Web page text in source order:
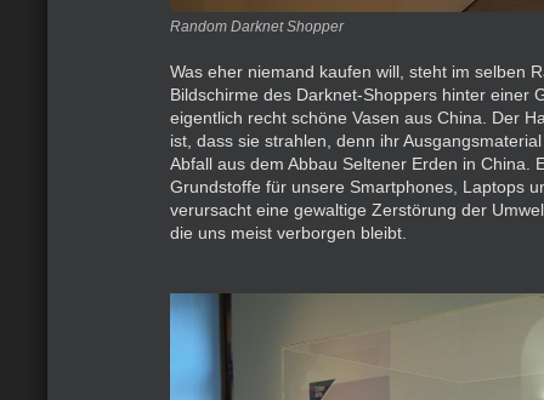
Random Darknet Shopper
Was eher niemand kaufen will, steht im selben
Bildschirme des Darknet-Shoppers hinter einer
eigentlich recht schöne Vasen aus China. Der
ist, dass sie strahlen, denn ihr
Abfall aus dem Abbau Seltener Erden in China.
Grundstoffe für unsere Smartphones, Laptops
verursacht eine gewaltige Zerstörung der
die uns meist verborgen bleibt.